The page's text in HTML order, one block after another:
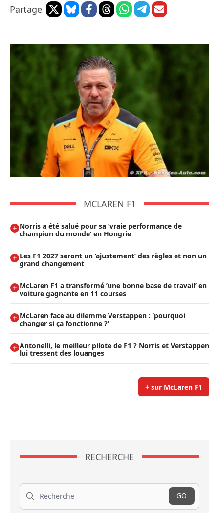
Partage
MCLAREN F1
Norris a été salué pour sa ’vraie performance de
champion du monde’ en Hongrie
Les F1 2027 seront un ’ajustement’ des règles et non un
grand changement
McLaren F1 a transformé ’une bonne base de travail’ en
voiture gagnante en 11 courses
McLaren face au dilemme Verstappen : ’pourquoi
changer si ça fonctionne ?’
Antonelli, le meilleur pilote de F1 ? Norris et Verstappen
lui tressent des louanges
+ sur McLaren F1
RECHERCHE
Recherche
GO